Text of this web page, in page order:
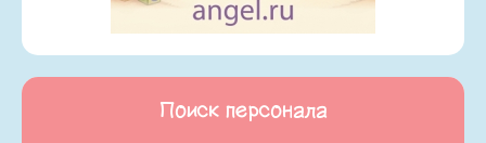
Поиск персонала